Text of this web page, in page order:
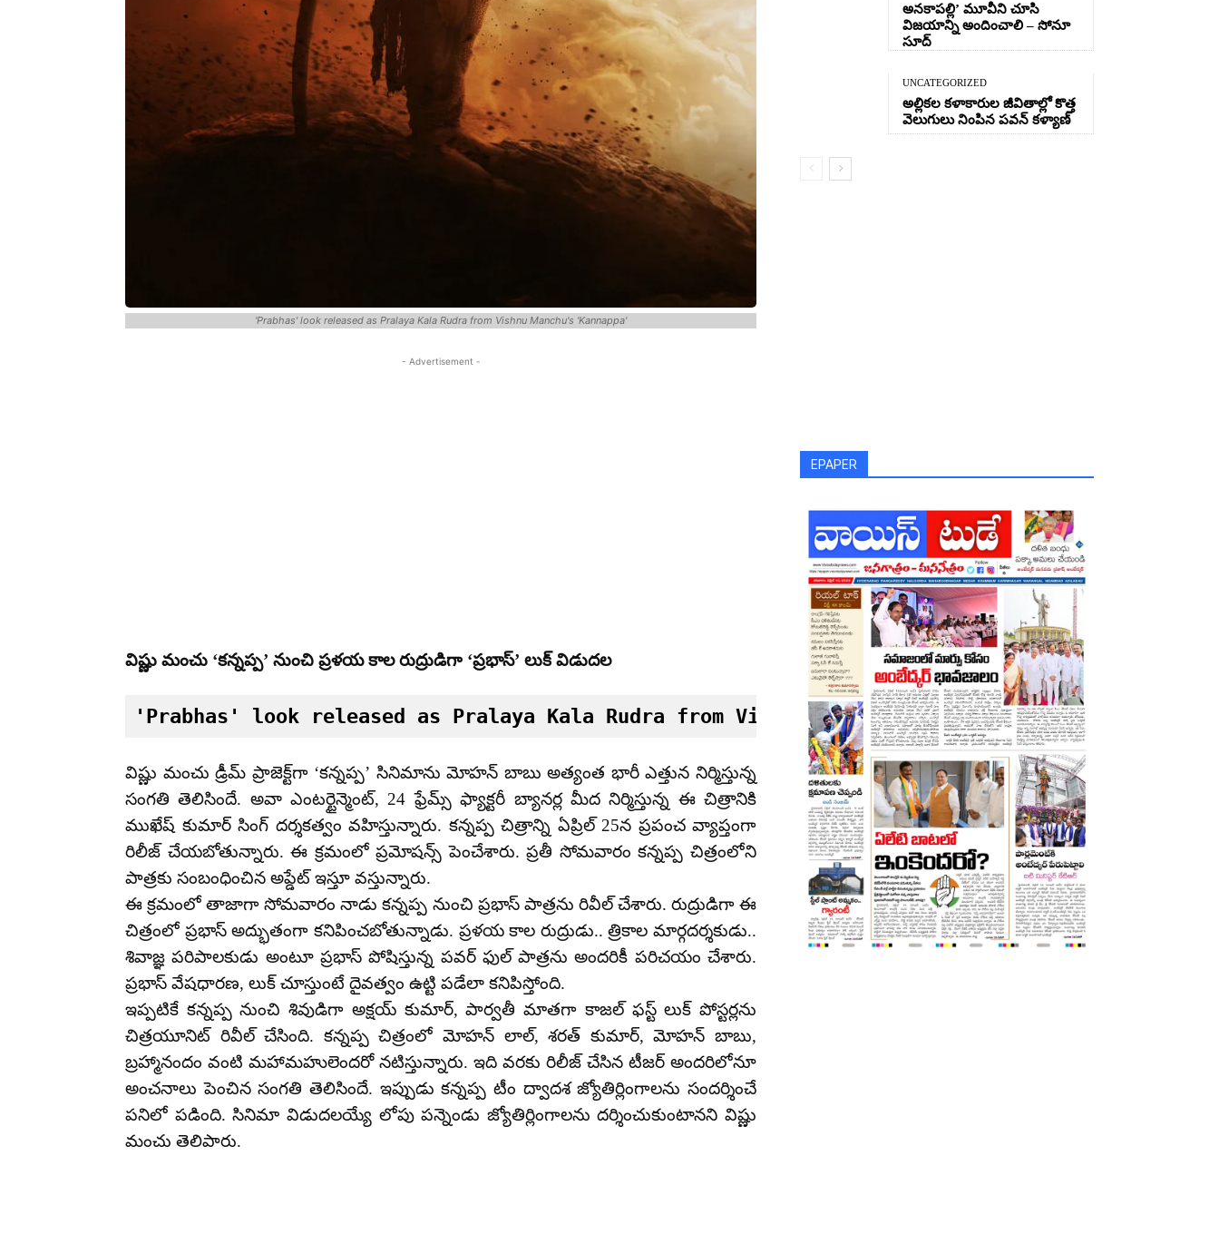
'Prabhas' look released as Pralaya Kala Rudra from Vishnu Manchu's 'Kannappa'
- Advertisement -
విష్ణు మంచు ‘కన్నప్ప’ నుంచి ప్రళయ కాల రుద్రుడిగా ‘ప్రభాస్’ లుక్ విడుదల
'Prabhas' look released as Pralaya Kala Rudra from Vishnu Manchu's 'Kannappa'
విష్ణు మంచు డ్రీమ్ ప్రాజెక్ట్‌గా ‘కన్నప్ప’ సినిమాను మోహన్ బాబు అత్యంత భారీ ఎత్తున నిర్మిస్తున్న
సంగతి తెలిసిందే. అవా ఎంటర్టైన్మెంట్, 24 ఫ్రేమ్స్ ఫ్యాక్టరీ బ్యానర్ల మీద నిర్మిస్తున్న ఈ చిత్రానికి
ముఖేష్ కుమార్ సింగ్ దర్శకత్వం వహిస్తున్నారు. కన్నప్ప చిత్రాన్ని ఏప్రిల్ 25న ప్రపంచ వ్యాప్తంగా
రిలీజ్ చేయబోతున్నారు. ఈ క్రమంలో ప్రమోషన్స్‌ పెంచేశారు. ప్రతీ సోమవారం కన్నప్ప చిత్రంలోని
పాత్రకు సంబంధించిన అప్డేట్ ఇస్తూ వస్తున్నారు.
ఈ క్రమంలో తాజాగా సోమవారం నాడు కన్నప్ప నుంచి ప్రభాస్ పాత్రను రివీల్ చేశారు. రుద్రుడిగా ఈ
చిత్రంలో ప్రభాస్ అద్భుతంగా కనిపించబోతున్నాడు. ప్రళయ కాల రుద్రుడు.. త్రికాల మార్గదర్శకుడు..
శివాజ్ఞ పరిపాలకుడు అంటూ ప్రభాస్ పోషిస్తున్న పవర్ ఫుల్ పాత్రను అందరికీ పరిచయం చేశారు.
ప్రభాస్ వేషధారణ, లుక్ చూస్తుంటే దైవత్వం ఉట్టి పడేలా కనిపిస్తోంది.
ఇప్పటికే కన్నప్ప నుంచి శివుడిగా అక్షయ్ కుమార్, పార్వతీ మాతగా కాజల్ ఫస్ట్ లుక్ పోస్టర్లను
చిత్రయూనిట్ రివీల్ చేసింది. కన్నప్ప చిత్రంలో మోహన్ లాల్, శరత్ కుమార్, మోహన్ బాబు,
బ్రహ్మానందం వంటి మహామహులెందరో నటిస్తున్నారు. ఇది వరకు రిలీజ్ చేసిన టీజర్ అందరిలోనూ
అంచనాలు పెంచిన సంగతి తెలిసిందే. ఇప్పుడు కన్నప్ప టీం ద్వాదశ జ్యోతిర్లింగాలను సందర్శించే
పనిలో పడింది. సినిమా విడుదలయ్యే లోపు పన్నెండు జ్యోతిర్లింగాలను దర్శించుకుంటానని విష్ణు
మంచు తెలిపారు.
అనకాపల్లి’ మూవీని చూసి
విజయాన్ని అందించాలి – సోనూ
సూద్
UNCATEGORIZED
అల్లికల కళాకారుల జీవితాల్లో కొత్త
వెలుగులు నింపిన పవన్ కళ్యాణ్
EPAPER